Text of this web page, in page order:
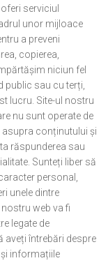
serviciul
unor mijloace
a preveni
copierea,
niciun fel
public sau cu terți,
lucru. Site-ul nostru
nu sunt operate de
conținutului și
răspunderea sau
Sunteți liber să
personal,
unele dintre
web va fi
legate de
aveți întrebări despre
informațiile